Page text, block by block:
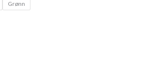
Grønn